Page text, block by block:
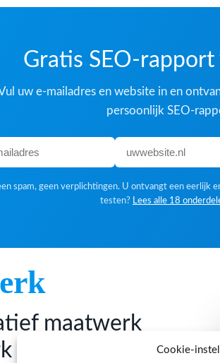
Cookie-
Gratis SEO-
uw e-mailadres en website in en
persoonlijk SEO-
spam, geen verplichtingen. U ontvangt een eerlijk
testen? Lees alle 18
maatwerk